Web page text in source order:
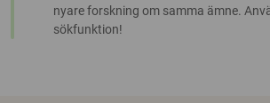
nyare forskning om samma ämne.
sökfunktion!